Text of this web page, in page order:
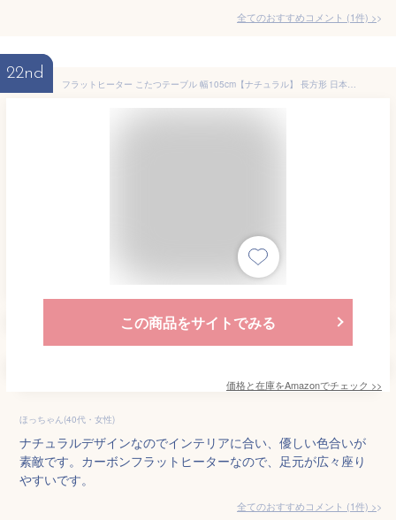
全てのおすすめコメント (1件) >
22nd
フラットヒーター こたつテーブル 幅105cm【ナチュラル】 長方形 日本製 ヒーター こたつ本体
この商品をサイトでみる
価格と在庫をAmazonでチェック >>
ほっちゃん(40代・女性)
ナチュラルデザインなのでインテリアに合い、優しい色合いが
素敵です。カーボンフラットヒーターなので、足元が広々座り
やすいです。
全てのおすすめコメント (1件) >